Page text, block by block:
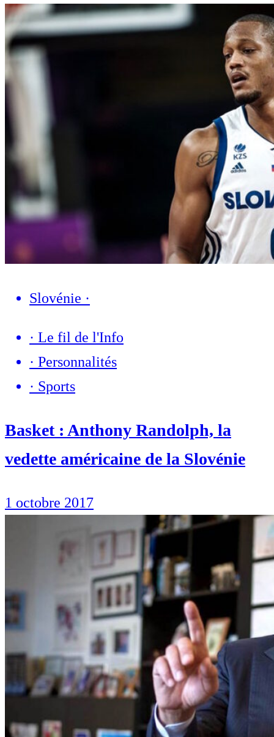
Slovénie ·
· Le fil de l'Info
· Personnalités
· Sports
Basket : Anthony Randolph, la
vedette américaine de la Slovénie
1 octobre 2017